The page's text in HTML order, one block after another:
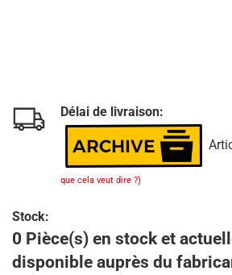
Délai de livraison:
que cela veut dire ?)
Stock:
0 Pièce(s) en stock et
disponible auprès du